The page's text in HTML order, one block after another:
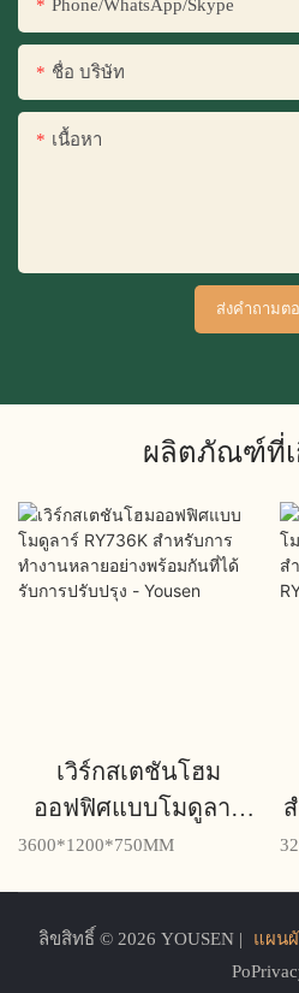
Phone/WhatsApp/Skype
ชื่อ บริษัท
เนื้อหา
ส่งคำถามต
ผลิตภัณฑ์ที่เ
เวิร์กสเตชันโฮม
ออฟฟิศแบบโมดูลาร์
RY736K สำหรับการ
ปรับปรุง - Yousen
3600*1200*750MM
ลิขสิทธิ์ © 2026 YOUSEN | แผน